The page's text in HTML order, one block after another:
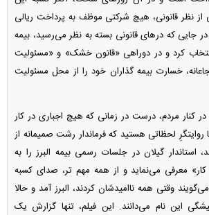
از نظر قانونی، هیچ شرکتی موظف به پرداخت ریالی
جایی که در‌های قانونی بسته به نظر می‌رسید، بیمه
انتخاب کرد و در دوراهی «قانون خشک» و «مسئولیت
خسارت بیمه گذاران خود را از محل مسئولیت
در کنار مردم، درست در زمانی که هیچ اجباری در کار
روایتگرِ لحظاتی هستید که فرماندار رشت صمیمانه از
استاندار گیلان در جلسات رسمی بیمه البرز را به
معرفی می‌نماید و از همه مهم تر، صدای کسبه
وقتی همه ناامیدشان کردند، البرز آمد و حالا
این نام می‌دانند. این فیلم، تنها گزارش یک